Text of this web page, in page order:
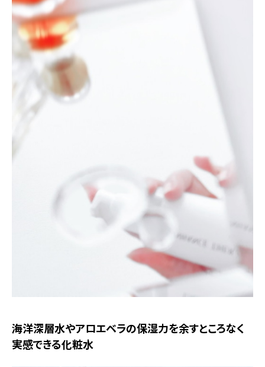
海洋深層水やアロエベラの保湿力を余すところなく
実感できる化粧水